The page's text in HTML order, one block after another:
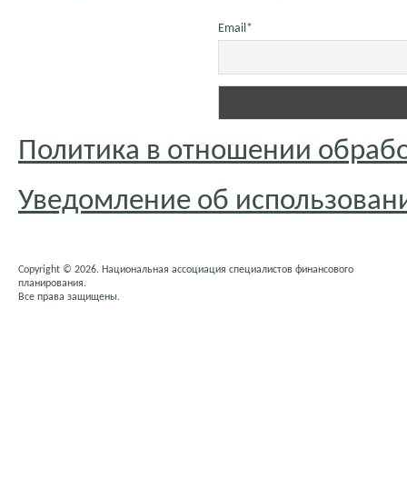
Email*
Политика в отношении
Уведомление об
Copyright © 2026. Национальная ассоциация специалистов финансового
планирования.
Все права защищены.